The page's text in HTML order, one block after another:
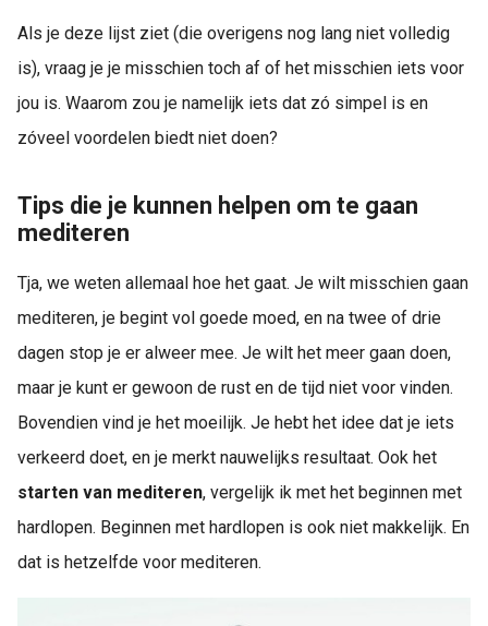
Als je deze lijst ziet (die overigens nog lang niet volledig
is), vraag je je misschien toch af of het misschien iets voor
jou is. Waarom zou je namelijk iets dat zó simpel is en
zóveel voordelen biedt niet doen?
Tips die je kunnen helpen om te gaan
mediteren
Tja, we weten allemaal hoe het gaat. Je wilt misschien gaan
mediteren, je begint vol goede moed, en na twee of drie
dagen stop je er alweer mee. Je wilt het meer gaan doen,
maar je kunt er gewoon de rust en de tijd niet voor vinden.
Bovendien vind je het moeilijk. Je hebt het idee dat je iets
verkeerd doet, en je merkt nauwelijks resultaat. Ook het
starten van mediteren, vergelijk ik met het beginnen met
hardlopen. Beginnen met hardlopen is ook niet makkelijk. En
dat is hetzelfde voor mediteren.